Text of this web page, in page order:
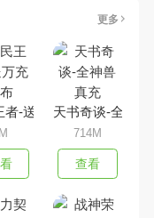
更多
包
者-送万充吕布天书奇谈-全神兽
714M
查看